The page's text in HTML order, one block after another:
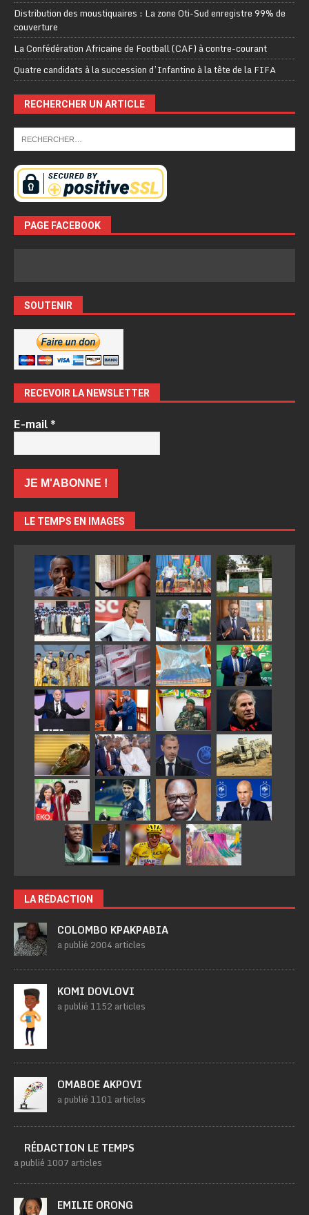
Distribution des moustiquaires : La zone Oti-Sud enregistre 99% de
couverture
La Confédération Africaine de Football (CAF) à contre-courant
Quatre candidats à la succession d’Infantino à la tête de la FIFA
RECHERCHER UN ARTICLE
PAGE FACEBOOK
SOUTENIR
RECEVOIR LA NEWSLETTER
E-mail*
LE TEMPS EN IMAGES
LA RÉDACTION
COLOMBO KPAKPABIA
a publié 2004 articles
KOMI DOVLOVI
a publié 1152 articles
OMABOE AKPOVI
a publié 1101 articles
RÉDACTION LE TEMPS
a publié 1007 articles
EMILIE ORONG